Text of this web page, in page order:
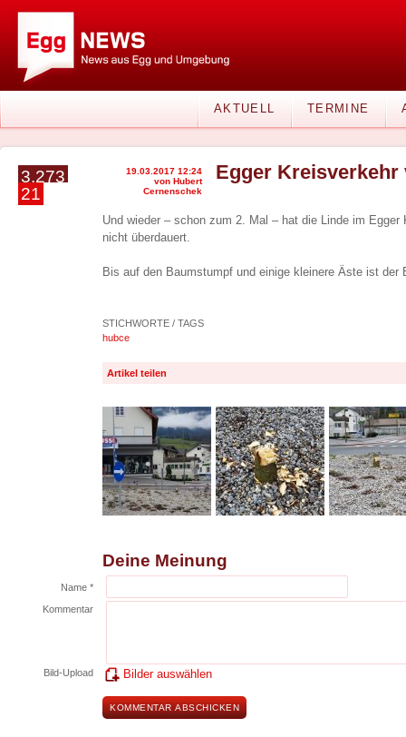
AKTUELL TERMINE
3.273
21
19.03.2017 12:24
von Hubert
Cernenschek
Egger
Und wieder – schon zum 2. Mal – hat die Linde im
nicht überdauert.
Bis auf den Baumstumpf und einige kleinere Äste ist der
STICHWORTE / TAGS
hubce
Artikel teilen
Deine Meinung
Name *
Kommentar
Bild-Upload Bilder auswählen